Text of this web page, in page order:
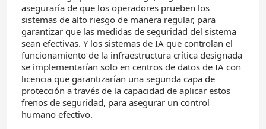
aseguraría de que los operadores prueben los
sistemas de alto riesgo de manera regular, para
garantizar que las medidas de seguridad del sistema
sean efectivas. Y los sistemas de IA que controlan el
funcionamiento de la infraestructura crítica designada
se implementarían solo en centros de datos de IA con
licencia que garantizarían una segunda capa de
protección a través de la capacidad de aplicar estos
frenos de seguridad, para asegurar un control
humano efectivo.